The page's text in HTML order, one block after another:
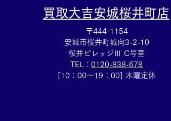
買取大吉安城桜井町店
〒444-1154
安城市桜井町城向3-2-10
桜井ビレッジⅢ C号室
TEL： 0120-838-678
[10：00～19：00] 木曜定休